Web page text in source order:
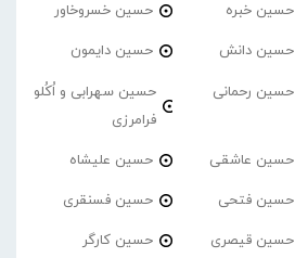
حسین خبره حسین خسروخاور
حسین دانش حسین دایمون
حسین رحمانی
حسین سهرابی و اُکُلو
فرامرزی
حسین عاشقی حسین علیشاه
حسین فتحی حسین فسنقری
حسین قیصری حسین کارگر